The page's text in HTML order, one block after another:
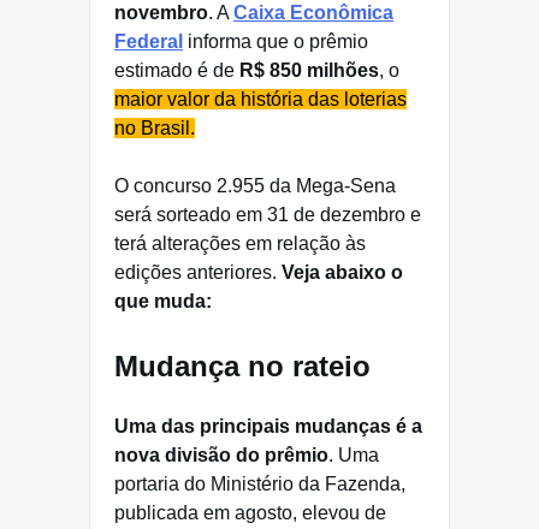
novembro. ACaixa Econômica
Federal informa que o prêmio
estimado é de R$ 850 milhões, o
maior valor da história das loterias
no Brasil.
O concurso 2.955 da Mega-Sena
será sorteado em 31 de dezembro e
terá alterações em relação às
edições anteriores. Veja abaixo o
que muda:
Mudança no rateio
Uma das principais mudanças é a
nova divisão do prêmio. Uma
portaria do Ministério da Fazenda,
publicada em agosto, elevou de